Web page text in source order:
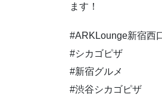
ます！
#ARKLounge新宿西
#シカゴピザ
#新宿グルメ
#渋谷シカゴピザ